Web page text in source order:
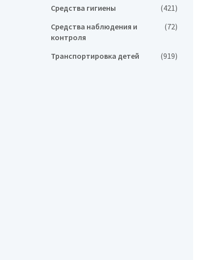
Средства гигиены
(421)
Средства наблюдения и
контроля
(72)
Транспортировка детей (919)